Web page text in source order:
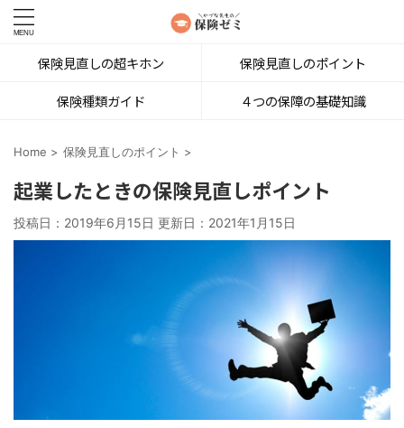
保険見直しの超キホン
保険見直しのポイント
保険種類ガイド
４つの保障の基礎知識
Home > 保険見直しのポイント >
起業したときの保険見直しポイント
投稿日：2019年6月15日 更新日： 2021年1月15日